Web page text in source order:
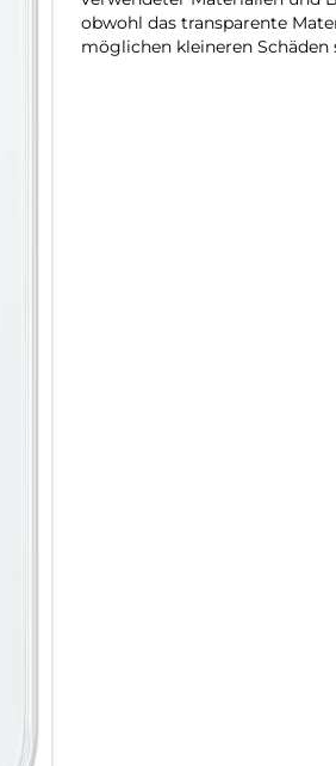
obwohl das transparente
möglichen kleineren Schäden